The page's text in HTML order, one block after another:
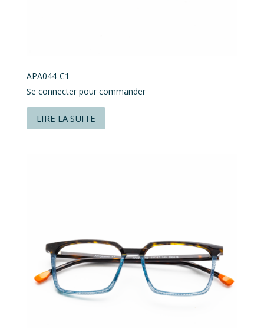
APA044-C1
Se connecter pour commander
LIRE LA SUITE